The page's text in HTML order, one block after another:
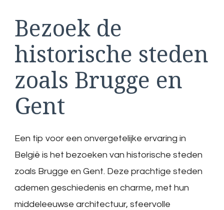
Bezoek de
historische steden
zoals Brugge en
Gent
Een tip voor een onvergetelijke ervaring in
België is het bezoeken van historische steden
zoals Brugge en Gent. Deze prachtige steden
ademen geschiedenis en charme, met hun
middeleeuwse architectuur, sfeervolle